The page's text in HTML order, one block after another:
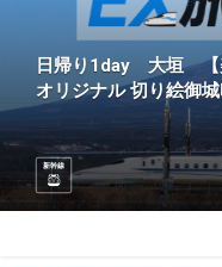
日帰り1day 大垣 【
オリジナル 切り絵御
新幹線